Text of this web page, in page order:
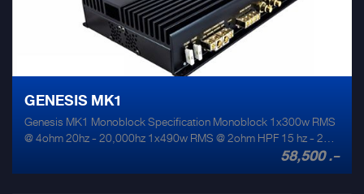
GENESIS MK1
Genesis MK1 Monoblock Specification Monoblock 1x300w RMS
@ 4ohm 20hz - 20,000hz 1x490w RMS @ 2ohm HPF 15 hz - 200
output 0.1% Size 300mm x 210mm x 62mm Weight 2.5kg Signal
58,500 .-